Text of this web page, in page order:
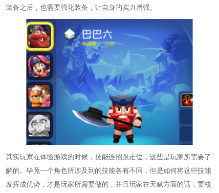
装备之后，也需要强化装备，让自身的实力增强。
其实玩家在体验游戏的时候，技能连招跟走位，这些是玩家所需要了
解的。毕竟一个角色所涉及到的技能各有不同，但是如何将这些技能
发挥成优势，才是玩家所需要做的，并且玩家在天赋方面的话，要核